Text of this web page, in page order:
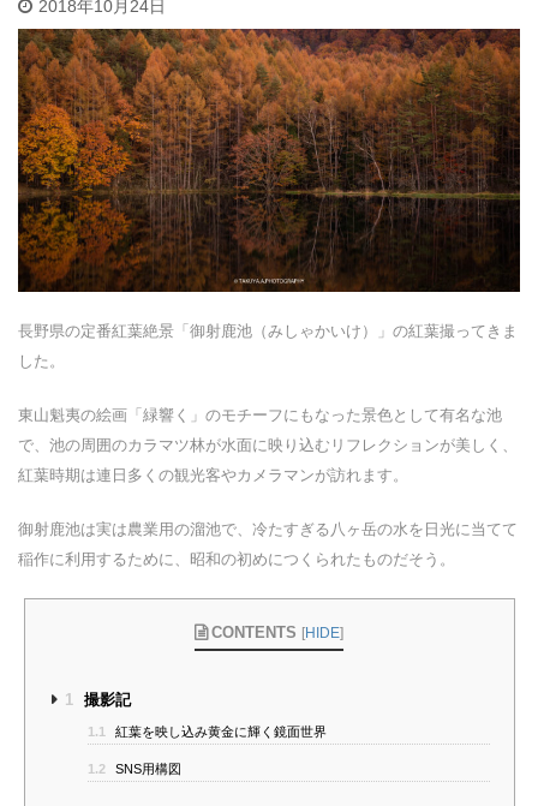
2018年10月24日
長野県の定番紅葉絶景「御射鹿池（みしゃかいけ）」の紅葉撮ってきま
した。
東山魁夷の絵画「緑響く」のモチーフにもなった景色として有名な池
で、池の周囲のカラマツ林が水面に映り込むリフレクションが美しく、
紅葉時期は連日多くの観光客やカメラマンが訪れます。
御射鹿池は実は農業用の溜池で、冷たすぎる八ヶ岳の水を日光に当てて
稲作に利用するために、昭和の初めにつくられたものだそう。
CONTENTS [HIDE]
1 撮影記
1.1 紅葉を映し込み黄金に輝く鏡面世界
1.2 SNS用構図